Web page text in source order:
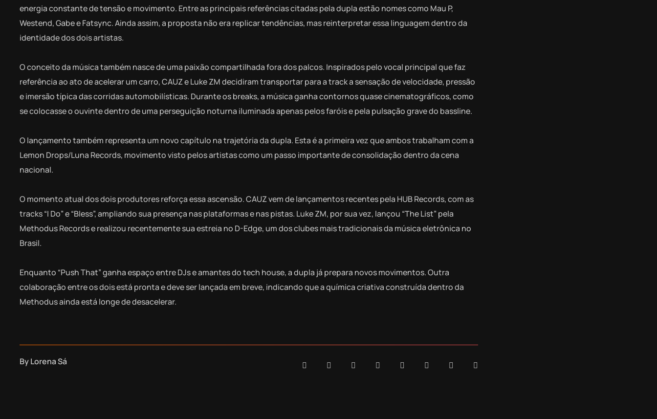
energia constante de tensão e movimento. Entre as principais referências citadas pela dupla estão nomes como Mau P,
Westend, Gabe e Fatsync. Ainda assim, a proposta não era replicar tendências, mas reinterpretar essa linguagem dentro da
identidade dos dois artistas.
O conceito da música também nasce de uma paixão compartilhada fora dos palcos. Inspirados pelo vocal principal que faz
referência ao ato de acelerar um carro, CAUZ e Luke ZM decidiram transportar para a track a sensação de velocidade, pressão
e imersão típica das corridas automobilísticas. Durante os breaks, a música ganha contornos quase cinematográficos, como
se colocasse o ouvinte dentro de uma perseguição noturna iluminada apenas pelos faróis e pela pulsação grave do bassline.
O lançamento também representa um novo capítulo na trajetória da dupla. Esta é a primeira vez que ambos trabalham com a
Lemon Drops/Luna Records, movimento visto pelos artistas como um passo importante de consolidação dentro da cena
nacional.
O momento atual dos dois produtores reforça essa ascensão. CAUZ vem de lançamentos recentes pela HUB Records, com as
tracks “I Do” e “Bless”, ampliando sua presença nas plataformas e nas pistas. Luke ZM, por sua vez, lançou “The List” pela
Methodus Records e realizou recentemente sua estreia no D-Edge, um dos clubes mais tradicionais da música eletrônica no
Brasil.
Enquanto “Push That” ganha espaço entre DJs e amantes do tech house, a dupla já prepara novos movimentos. Outra
colaboração entre os dois está pronta e deve ser lançada em breve, indicando que a química criativa construída dentro da
Methodus ainda está longe de desacelerar.
ByLorena Sá